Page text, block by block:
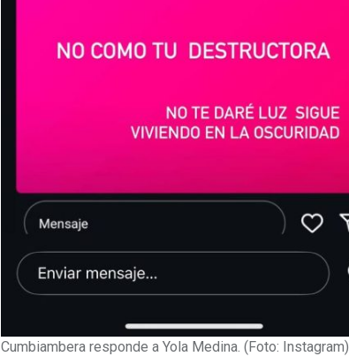
Cumbiambera responde a Yola Medina. (Foto: Instagram)